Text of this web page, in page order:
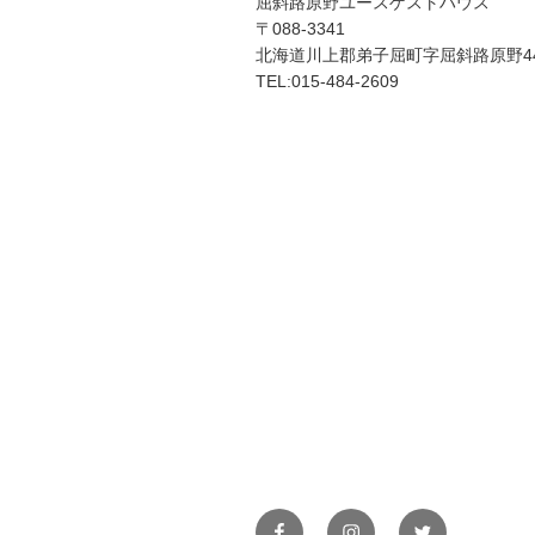
〒088-3341
北海道川上郡弟子屈町字屈斜路原野
TEL:015-484-2609
FacebookInstagramTwitter